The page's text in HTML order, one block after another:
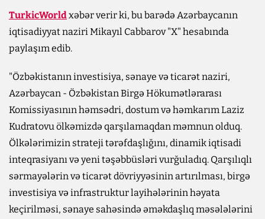
TurkicWorldxəbər verir ki, bu barədə Azərbaycanın
iqtisadiyyat naziri Mikayıl Cabbarov "X" hesabında
paylaşım edib.
"Özbəkistanın investisiya, sənaye və ticarət naziri,
Azərbaycan - Özbəkistan Birgə Hökumətlərarası
Komissiyasının həmsədri, dostum və həmkarım Laziz
Kudratovu ölkəmizdə qarşılamaqdan məmnun olduq.
Ölkələrimizin strateji tərəfdaşlığını, dinamik iqtisadi
inteqrasiyanı və yeni təşəbbüsləri vurğuladıq. Qarşılıqlı
sərmayələrin və ticarət dövriyyəsinin artırılması, birgə
investisiya və infrastruktur layihələrinin həyata
keçirilməsi, sənaye sahəsində əməkdaşlıq məsələlərini